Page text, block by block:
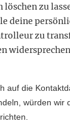
zu
deine
zu
die
würden wir